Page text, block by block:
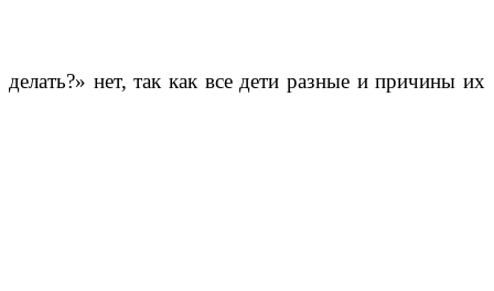
делать?» нет, так как все дети разные и причины их